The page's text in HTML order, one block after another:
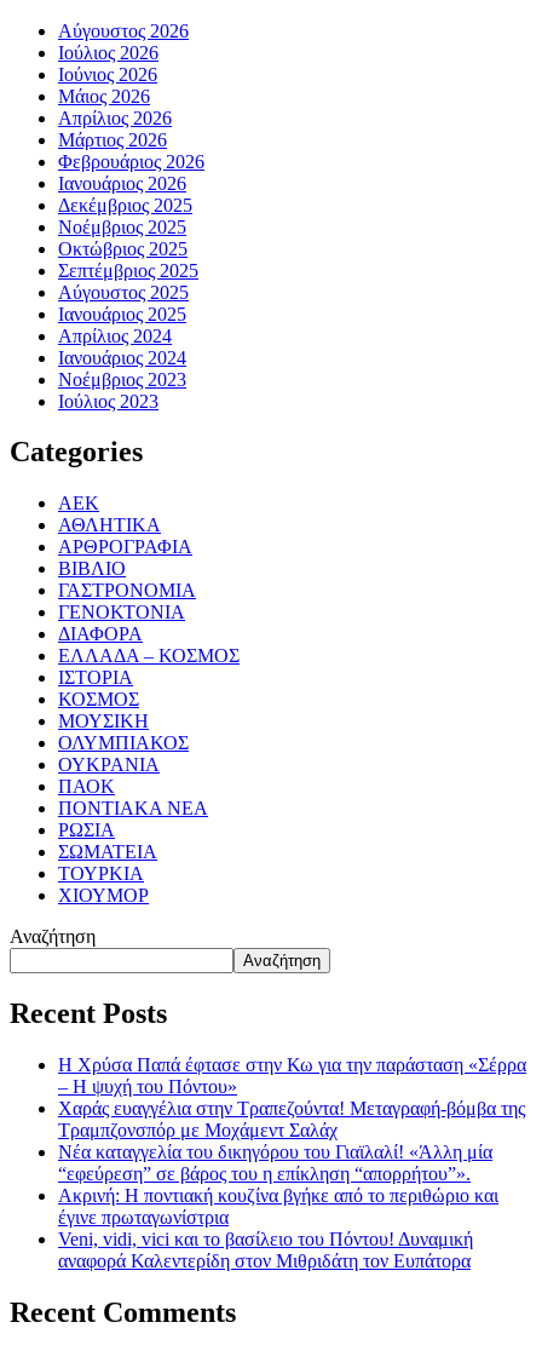
Αύγουστος 2026
Ιούλιος 2026
Ιούνιος 2026
Μάιος 2026
Απρίλιος 2026
Μάρτιος 2026
Φεβρουάριος 2026
Ιανουάριος 2026
Δεκέμβριος 2025
Νοέμβριος 2025
Οκτώβριος 2025
Σεπτέμβριος 2025
Αύγουστος 2025
Ιανουάριος 2025
Απρίλιος 2024
Ιανουάριος 2024
Νοέμβριος 2023
Ιούλιος 2023
Categories
ΑΕΚ
ΑΘΛΗΤΙΚΑ
ΑΡΘΡΟΓΡΑΦΙΑ
ΒΙΒΛΙΟ
ΓΑΣΤΡΟΝΟΜΙΑ
ΓΕΝΟΚΤΟΝΙΑ
ΔΙΑΦΟΡΑ
ΕΛΛΑΔΑ – ΚΟΣΜΟΣ
ΙΣΤΟΡΙΑ
ΚΟΣΜΟΣ
ΜΟΥΣΙΚΗ
ΟΛΥΜΠΙΑΚΟΣ
ΟΥΚΡΑΝΙΑ
ΠΑΟΚ
ΠΟΝΤΙΑΚΑ ΝΕΑ
ΡΩΣΙΑ
ΣΩΜΑΤΕΙΑ
ΤΟΥΡΚΙΑ
ΧΙΟΥΜΟΡ
Αναζήτηση
Αναζήτηση
Recent Posts
Η Χρύσα Παπά έφτασε στην Κω για την παράσταση «Σέρρα
– Η ψυχή του Πόντου»
Χαράς ευαγγέλια στην Τραπεζούντα! Μεταγραφή-βόμβα της
Τραμπζονσπόρ με Μοχάμεντ Σαλάχ
Νέα καταγγελία του δικηγόρου του Γιαϊλαλί! «Άλλη μία
“εφεύρεση” σε βάρος του η επίκληση “απορρήτου”».
Ακρινή: Η ποντιακή κουζίνα βγήκε από το περιθώριο και
έγινε πρωταγωνίστρια
Veni, vidi, vici και το βασίλειο του Πόντου! Δυναμική
αναφορά Καλεντερίδη στον Μιθριδάτη τον Ευπάτορα
Recent Comments